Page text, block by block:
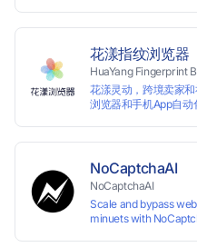
花漾指纹浏览器
HuaYang Fingerprint
花漾灵动，跨境卖家
浏览器和手机App自动
NoCaptchaAI
NoCaptchaAI
Scale and bypass
minuets with